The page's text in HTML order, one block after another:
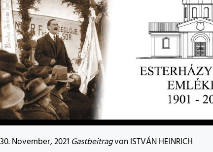
30. November, 2021 Gastbeitragvon ISTVÁN HEINRICH